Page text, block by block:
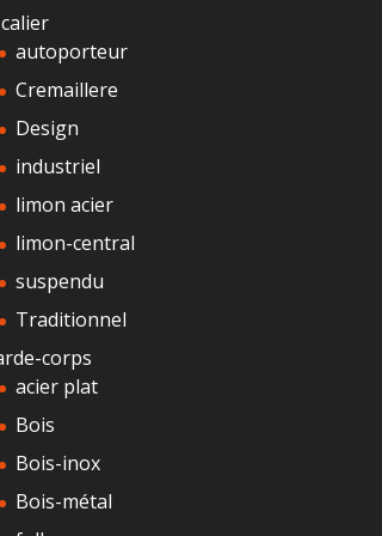
autoporteur
Cremaillere
Design
industriel
limon acier
limon-central
suspendu
Traditionnel
corps
acier plat
Bois
Bois-inox
Bois-métal